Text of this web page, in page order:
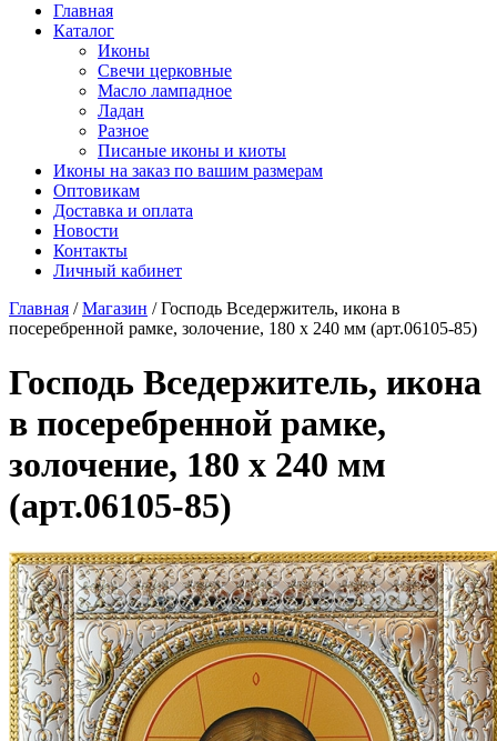
Главная
Каталог
Иконы
Свечи церковные
Масло лампадное
Ладан
Разное
Писаные иконы и киоты
Иконы на заказ по вашим размерам
Оптовикам
Доставка и оплата
Новости
Контакты
Личный кабинет
Главная /Магазин /Господь Вседержитель, икона в
посеребренной рамке, золочение, 180 х 240 мм (арт.06105-85)
Господь Вседержитель, икона
в посеребренной рамке,
золочение, 180 х 240 мм
(арт.06105-85)